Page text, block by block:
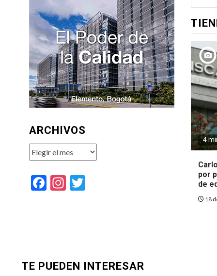
4
por
de
18
ARCHIVOS
Archivos
Facebook
Instagram
TE PUEDEN INTERESAR